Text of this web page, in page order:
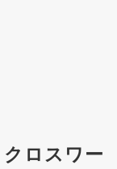
ロスワー